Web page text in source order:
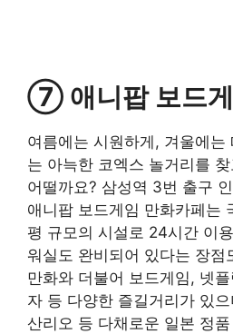
⑦ 애니팝 보드게
여름에는 시원하게, 겨울에는
는 아늑한 코엑스 놀거리를
어떨까요? 삼성역 3번 출구
애니팝 보드게임 만화카페는
평 규모의 시설로 24시간 이
워실도 완비되어 있다는 장점
만화와 더불어 보드게임, 넷
자 등 다양한 즐길거리가 있
산리오 등 다채로운 일본 정